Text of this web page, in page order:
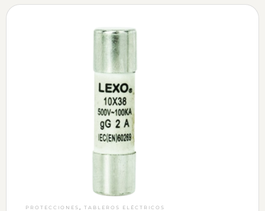
PROTECCIONES TABLEROS ELÉCTRICOS